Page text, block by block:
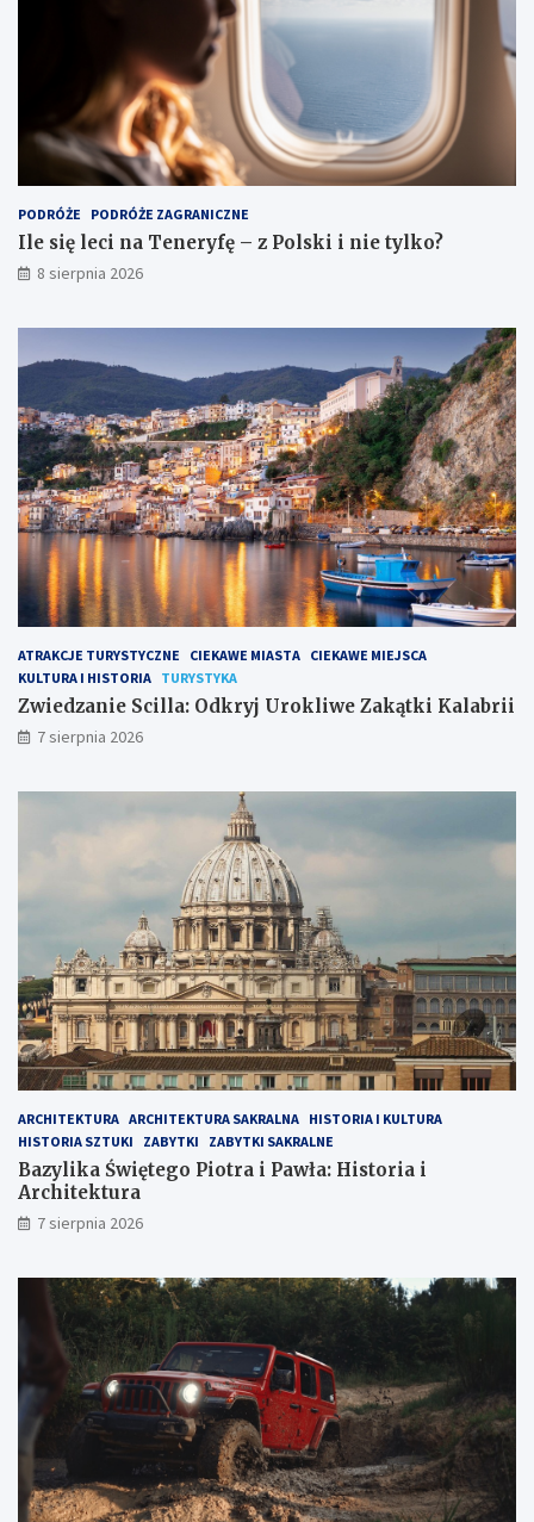
PODRÓŻE PODRÓŻE ZAGRANICZNE
Ile się leci na Teneryfę – z Polski i nie tylko?
8 sierpnia 2026
ATRAKCJE TURYSTYCZNE CIEKAWE MIASTA CIEKAWE MIEJSCA
KULTURA I HISTORIA TURYSTYKA
Zwiedzanie Scilla: Odkryj Urokliwe Zakątki Kalabrii
7 sierpnia 2026
ARCHITEKTURA ARCHITEKTURA SAKRALNA HISTORIA I KULTURA
HISTORIA SZTUKI
ZABYTKI ZABYTKI SAKRALNE
Bazylika Świętego Piotra i Pawła: Historia i
Architektura
7 sierpnia 2026